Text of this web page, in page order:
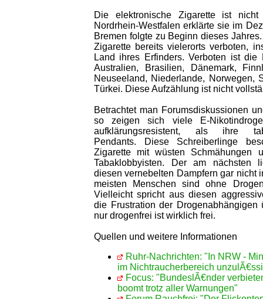
Die elektronische Zigarette ist
Nordrhein-Westfalen erklärte sie im
Bremen folgte zu Beginn dieses
Zigarette bereits vielerorts verboten,
Land ihres Erfinders. Verboten ist die
Australien, Brasilien, Dänemark,
Neuseeland, Niederlande, Norwegen,
Türkei. Diese Aufzählung ist nicht
Betrachtet man Forumsdiskussionen
so zeigen sich viele E-
aufklärungsresistent, als ihre
Pendants. Diese Schreiberlinge
Zigarette mit wüsten Schmähungen
Tabaklobbyisten. Der am nächsten
diesen vernebelten Dampfern gar nicht
meisten Menschen sind ohne
Vielleicht spricht aus diesen
die Frustration der
nur drogenfrei ist wirklich frei.
Quellen und weitere Informationen
Ruhr-Nachrichten: "In NRW -
im Nichtraucherbereich
Focus: "BundeslÃ€nder
boomt trotz aller Warnungen"